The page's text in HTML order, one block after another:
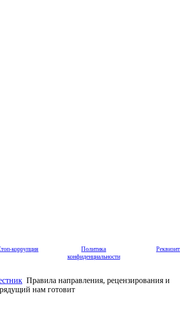
коррупция
Политика
конфиденциальности
Правила направления, рецензирования и
нам готовит